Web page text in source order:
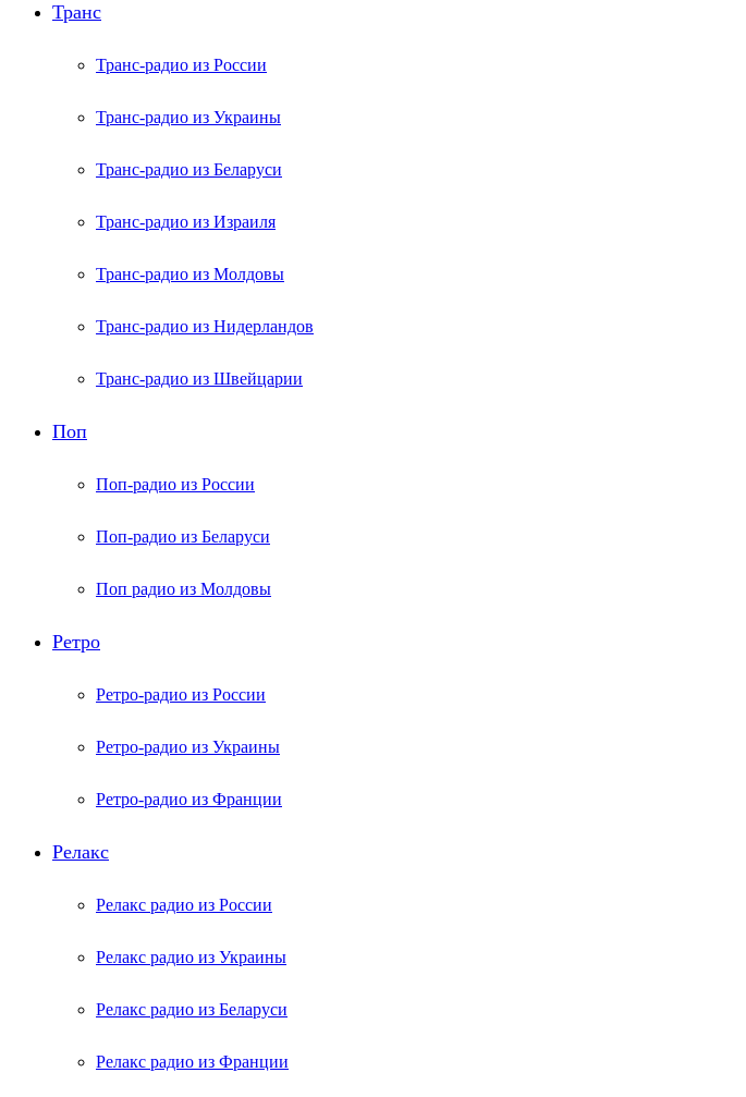
Транс
Транс-радио из России
Транс-радио из Украины
Транс-радио из Беларуси
Транс-радио из Израиля
Транс-радио из Молдовы
Транс-радио из Нидерландов
Транс-радио из Швейцарии
Поп
Поп-радио из России
Поп-радио из Беларуси
Поп радио из Молдовы
Ретро
Ретро-радио из России
Ретро-радио из Украины
Ретро-радио из Франции
Релакс
Релакс радио из России
Релакс радио из Украины
Релакс радио из Беларуси
Релакс радио из Франции